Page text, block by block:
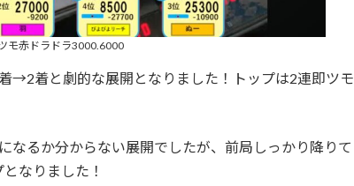
モ赤ドラドラ3000.6000
→2着と劇的な展開となりました！トップは2連即ツモ
なるか分からない展開でしたが、前局しっかり降りて
なりました！